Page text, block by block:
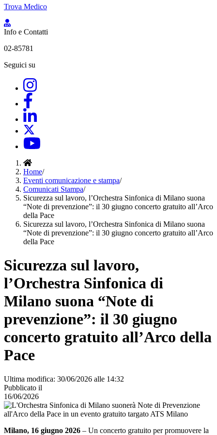
Trova Medico
Info e Contatti
02-85781
Seguici su
Home/
Eventi comunicazione e stampa/
Comunicati Stampa/
Sicurezza sul lavoro, l’Orchestra Sinfonica di Milano suona
“Note di prevenzione”: il 30 giugno concerto gratuito all’Arco
della Pace
Sicurezza sul lavoro, l’Orchestra Sinfonica di Milano suona
“Note di prevenzione”: il 30 giugno concerto gratuito all’Arco
della Pace
Sicurezza sul lavoro,
l’Orchestra Sinfonica di
Milano suona “Note di
prevenzione”: il 30 giugno
concerto gratuito all’Arco della
Pace
Ultima modifica: 30/06/2026 alle 14:32
Pubblicato il
16/06/2026
Milano, 16 giugno 2026 – Un concerto gratuito per promuovere la